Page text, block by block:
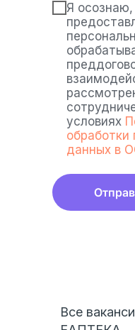
Я осознаю,
условиях
обработки
данных в
Все